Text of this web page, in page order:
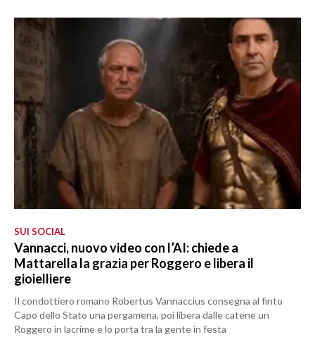
SUI SOCIAL
Vannacci, nuovo video con l’AI: chiede a
Mattarella la grazia per Roggero e libera il
gioielliere
Il condottiero romano Robertus Vannaccius consegna al finto
Capo dello Stato una pergamena, poi libera dalle catene un
Roggero in lacrime e lo porta tra la gente in festa